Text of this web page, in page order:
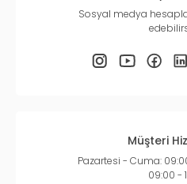
Sosyal medya
Müşteri
Pazartesi - Cuma:
09:00 -